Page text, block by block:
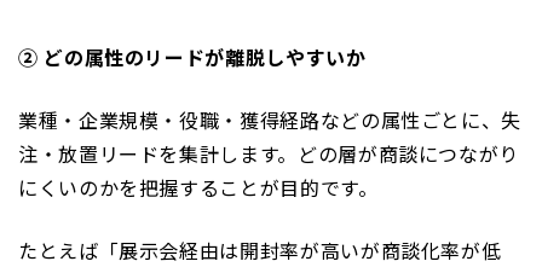
② どの属性のリードが離脱しやすいか
業種・企業規模・役職・獲得経路などの属性ごとに、失
注・放置リードを集計します。どの層が商談につながり
にくいのかを把握することが目的です。
たとえば「展示会経由は開封率が高いが商談化率が低